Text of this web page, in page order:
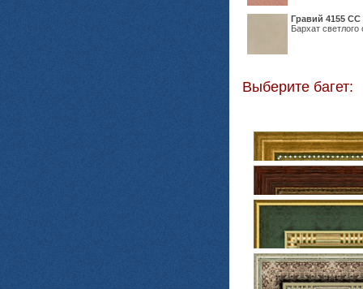
Гравий 4155 СС
Бархат светлого
Выберите багет: